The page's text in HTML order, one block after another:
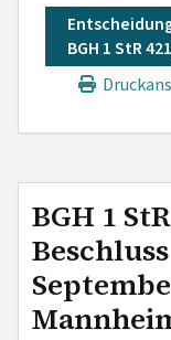
BGH 1 StR
BGH 1